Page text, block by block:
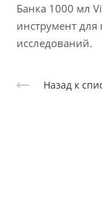
Банка 1000 мл
инструмент
исследований.
Назад к